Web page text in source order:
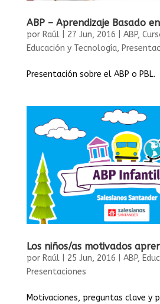
ABP – Aprendizaje Basado
por Raúl| 27 Jun, 2016 ABP,
Educación y Tecnología,
Presentación sobre el ABP o PBL.
Los niños/as motivados
por Raúl| 25 Jun, 2016 ABP,
Presentaciones
Motivaciones, preguntas clave y